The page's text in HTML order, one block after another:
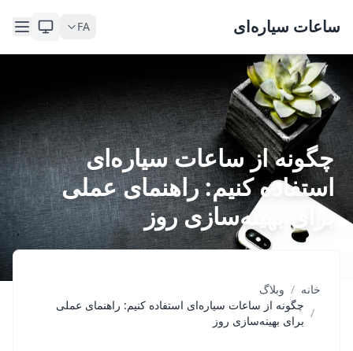
ساعات سیاره‌ای FA
چگونه از ساعات سیاره‌ای
استفاده کنیم: راهنمای عملی
برای بهینه‌سازی روز
خانه / وبلاگ
/
چگونه از ساعات سیاره‌ای استفاده کنیم: راهنمای عملی
برای بهینه‌سازی روز